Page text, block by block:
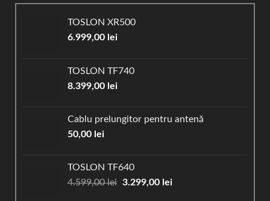
TOSLON XR500
6.999,00 lei
TOSLON TF740
8.399,00 lei
Cablu prelungitor pentru antenă
50,00 lei
TOSLON TF640
4.599,00lei Prețul
3.299,00 leiPrețul